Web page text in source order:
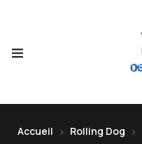
Accueil Rolling Dog